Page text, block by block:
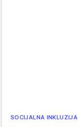
SOCIJALNA INKLUZIJA